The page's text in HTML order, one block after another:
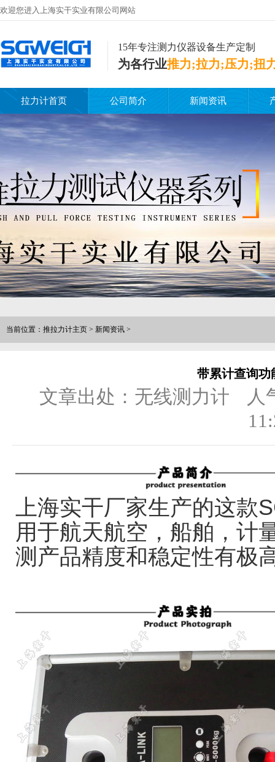
欢迎您进入上海实干实业有限公司网站
15年专注测力仪器设备生产定制
为各行业推力;拉力;压力;扭
拉力计首页 公司简介 新闻资讯
当前位置： 推拉力计主页 > 新闻资讯 >
带累计查询功
文章出处：无线测力计
人
上海实干厂家生产的这款
用于航天航空，船舶，计
测产品精度和稳定性有极